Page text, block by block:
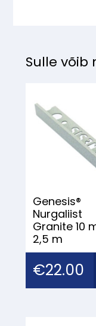
Sulle võib
Genesis®
Nurgaliist
Granite 10
2,5 m
€22.00